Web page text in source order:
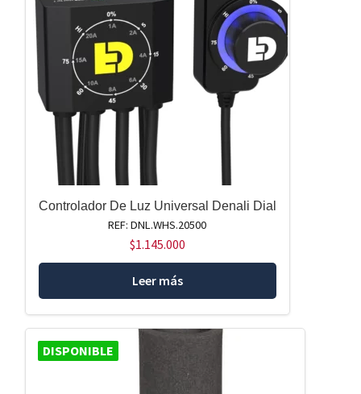
Controlador De Luz Universal Denali Dial
REF: DNL.WHS.20500
$1.145.000
Leer más
DISPONIBLE